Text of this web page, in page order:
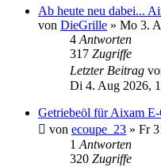
Ab heute neu dabei...
von DieGrille » Mo 3.
4Antworten
317 Zugriffe
Letzter Beitrag
Di 4. Aug 2026,
Getriebeöl für Aixam
von ecoupe_23 » Fr
1Antworten
320 Zugriffe